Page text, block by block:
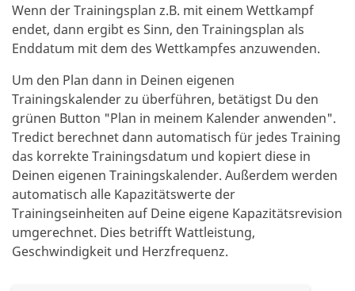
Wenn der Trainingsplan z.B. mit einem Wettkampf
endet, dann ergibt es Sinn, den Trainingsplan als
Enddatum mit dem des Wettkampfes anzuwenden.
Um den Plan dann in Deinen eigenen
Trainingskalender zu überführen, betätigst Du den
grünen Button "Plan in meinem Kalender anwenden".
Tredict berechnet dann automatisch für jedes Training
das korrekte Trainingsdatum und kopiert diese in
Deinen eigenen Trainingskalender. Außerdem werden
automatisch alle Kapazitätswerte der
Trainingseinheiten auf Deine eigene Kapazitätsrevision
umgerechnet. Dies betrifft Wattleistung,
Geschwindigkeit und Herzfrequenz.